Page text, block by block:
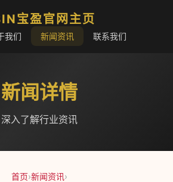
宝盈官网主页
我们 新闻资讯 联系我们
新闻详情
深入了解行业资讯
首页›新闻资讯›